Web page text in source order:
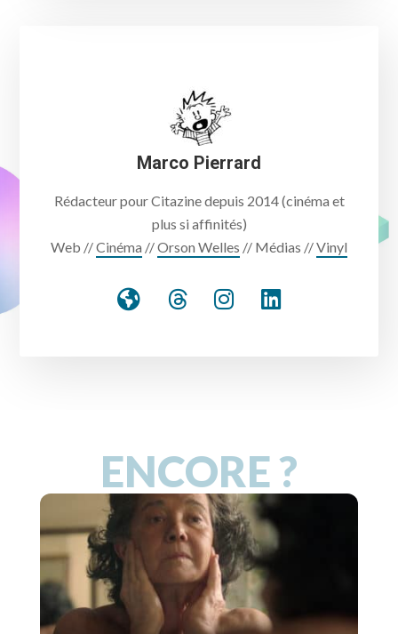
Marco Pierrard
Rédacteur pour Citazine depuis 2014 (cinéma et
plus si affinités)
Web //Cinéma //Orson Welles // Médias //Vinyl
ENCORE ?